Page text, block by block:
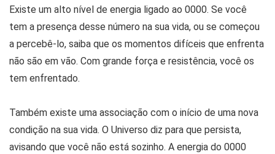
Existe um alto nível de energia ligado ao 0000. Se você
tem a presença desse número na sua vida, ou se começou
a percebê-lo, saiba que os momentos difíceis que enfrenta
não são em vão. Com grande força e resistência, você os
tem enfrentado.
Também existe uma associação com o início de uma nova
condição na sua vida. O Universo diz para que persista,
avisando que você não está sozinho. A energia do 0000